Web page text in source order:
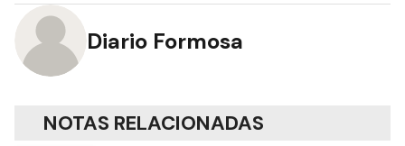
Diario Formosa
NOTAS RELACIONADAS